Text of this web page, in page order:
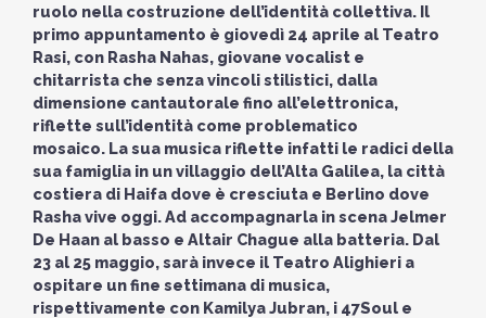
ruolo nella costruzione dell’identità collettiva. Il
primo appuntamento è giovedì 24 aprile al Teatro
Rasi, con Rasha Nahas, giovane vocalist e
chitarrista che senza vincoli stilistici, dalla
dimensione cantautorale fino all’elettronica,
riflette sull’identità come problematico
mosaico. La sua musica riflette infatti le radici della
sua famiglia in un villaggio dell’Alta Galilea, la città
costiera di Haifa dove è cresciuta e Berlino dove
Rasha vive oggi. Ad accompagnarla in scena Jelmer
De Haan al basso e Altair Chague alla batteria. Dal
23 al 25 maggio, sarà invece il Teatro Alighieri a
ospitare un fine settimana di musica,
rispettivamente con Kamilya Jubran, i 47Soul e